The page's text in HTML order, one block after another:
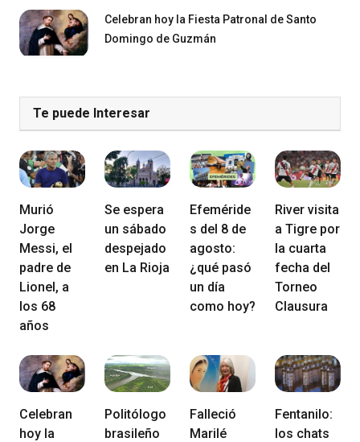
Celebran hoy la Fiesta Patronal de Santo
Domingo de Guzmán
Te puede Interesar
Murió
Jorge
Messi, el
padre de
Lionel, a
los 68
años
Se espera
un sábado
despejado
en La Rioja
Efeméride
s del 8 de
agosto:
¿qué pasó
un día
como hoy?
River visita
a Tigre por
la cuarta
fecha del
Torneo
Clausura
Celebran
hoy la
Politólogo
brasileño
Falleció
Marilé
Fentanilo:
los chats